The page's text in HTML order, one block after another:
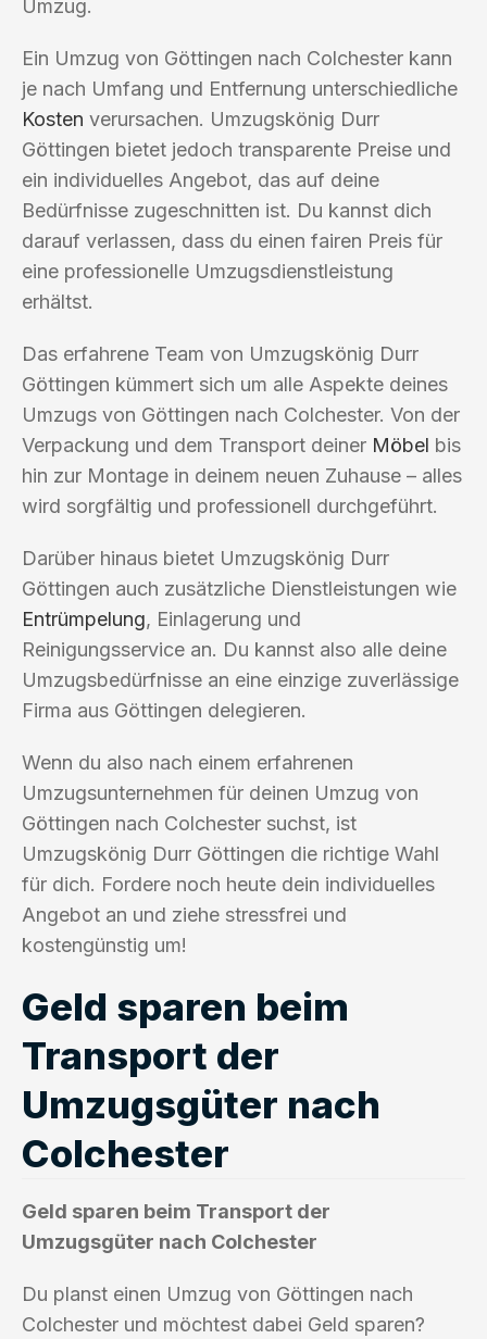
Umzug.
Ein Umzug von Göttingen nach Colchester kann
je nach Umfang und Entfernung unterschiedliche
Kosten verursachen. Umzugskönig Durr
Göttingen bietet jedoch transparente Preise und
ein individuelles Angebot, das auf deine
Bedürfnisse zugeschnitten ist. Du kannst dich
darauf verlassen, dass du einen fairen Preis für
eine professionelle Umzugsdienstleistung
erhältst.
Das erfahrene Team von Umzugskönig Durr
Göttingen kümmert sich um alle Aspekte deines
Umzugs von Göttingen nach Colchester. Von der
Verpackung und dem Transport deiner Möbel bis
hin zur Montage in deinem neuen Zuhause – alles
wird sorgfältig und professionell durchgeführt.
Darüber hinaus bietet Umzugskönig Durr
Göttingen auch zusätzliche Dienstleistungen wie
Entrümpelung, Einlagerung und
Reinigungsservice an. Du kannst also alle deine
Umzugsbedürfnisse an eine einzige zuverlässige
Firma aus Göttingen delegieren.
Wenn du also nach einem erfahrenen
Umzugsunternehmen für deinen Umzug von
Göttingen nach Colchester suchst, ist
Umzugskönig Durr Göttingen die richtige Wahl
für dich. Fordere noch heute dein individuelles
Angebot an und ziehe stressfrei und
kostengünstig um!
Geld sparen beim
Transport der
Umzugsgüter nach
Colchester
Geld sparen beim Transport der
Umzugsgüter nach Colchester
Du planst einen Umzug von Göttingen nach
Colchester und möchtest dabei Geld sparen?